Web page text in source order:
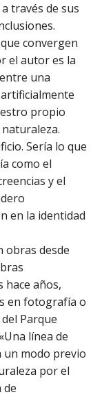
través de sus
convergen
el autor es la
una
propio
Sería lo que
como el
y el
en la identidad
obras desde
hace años,
en fotografía o
Parque
línea de
un modo previo
por el
de